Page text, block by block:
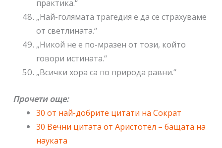
практика.“
„Най-голямата трагедия е да се страхуваме
от светлината.“
„Никой не е по-мразен от този, който
говори истината.“
„Всички хора са по природа равни.“
Прочети още:
30 от най-добрите цитати на Сократ
30 Вечни цитата от Аристотел – бащата на
науката